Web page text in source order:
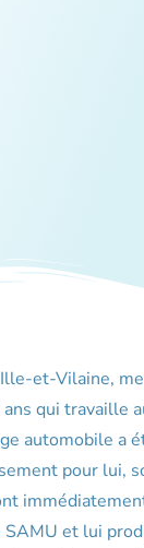
et-Vilaine,
qui travaille
automobile a
pour lui,
et lui